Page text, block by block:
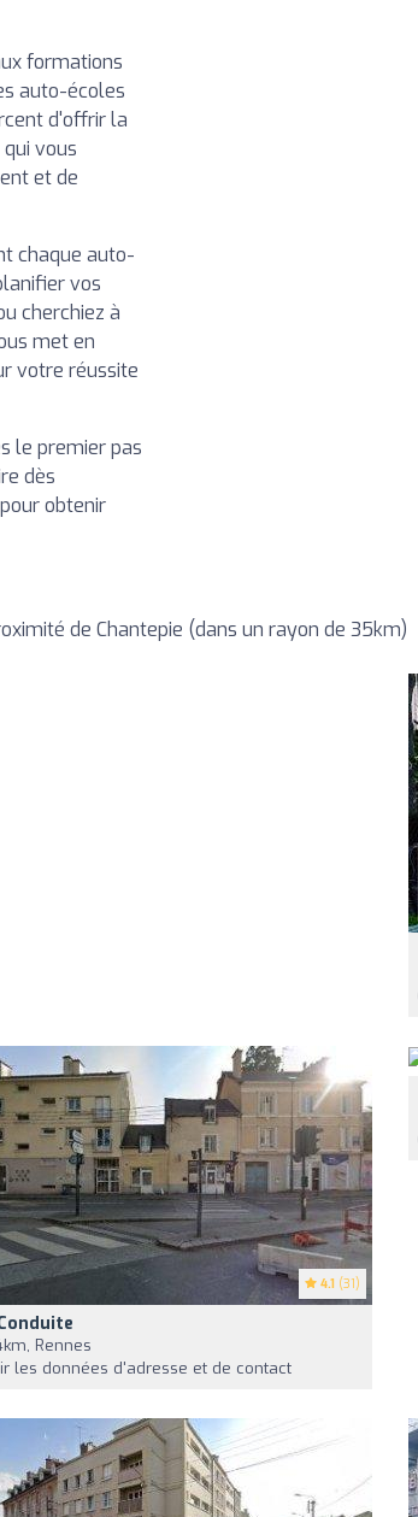
formations
auto-écoles
d'offrir la
vous
et de
chaque auto-
vos
cherchiez à
met en
votre réussite
le premier pas
dès
obtenir
de Chantepie (dans un rayon de 35km)
4.1 (31)
Rennes
les données d'adresse et de contact